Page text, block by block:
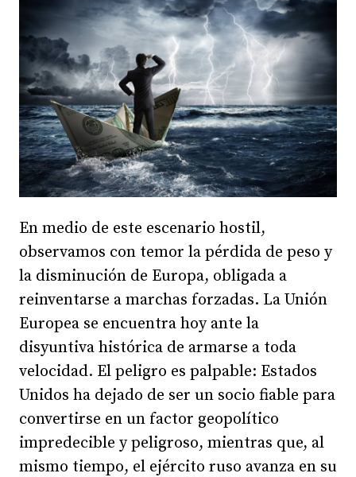
En medio de este escenario hostil,
observamos con temor la pérdida de peso y
la disminución de Europa, obligada a
reinventarse a marchas forzadas. La Unión
Europea se encuentra hoy ante la
disyuntiva histórica de armarse a toda
velocidad. El peligro es palpable: Estados
Unidos ha dejado de ser un socio fiable para
convertirse en un factor geopolítico
impredecible y peligroso, mientras que, al
mismo tiempo, el ejército ruso avanza en su